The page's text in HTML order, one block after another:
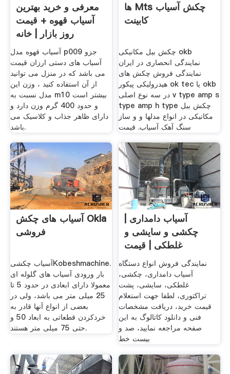
معرفی و خرید بهترین
آسیاب قهوه + قیمت
روز بازار | خانه
آسیاب قهوه مدل p009 جزو
آسیاب های دستی ارزان قیمت
می باشد که در منزل می توانید
از آن استفاده کنید ، وزن این
مدل نسبت به m10 بیشتر است
و حدود 400 گرم وزن دارد و
دارای ظاهر جذاب و کلاسیک می
باشد.
ها Mts چکش آسیاب
کابینت
چکش بیل مکانیکی okb
نمایندگی انحصاری در ایران
نمایندگی فروش چکش های
هیدرولیکی پیکور ok tec یا okb
در سه نوع اصلی v type amp s
type amp h type ‏ چکش بیل
مکانیکی در انواع مدلها و و ساز
سنگ آهک آسیاب. قیمت
آسیاب های چکش Okla
فروشی
آسیاب چکشیKobeshmachine.
بار ورودی آسیاب های گلوله ای
معمولا دارای ابعادی در حدود 5 تا
25 میلی متر می باشد، ولی در
بعضی از انواع آنها قادر به
خردکردن قطعاتی به ابعاد 50 و
حتی 75 میلی متر هستند.
آسیاب دامداری |
چکشی و سایشی و
غلطکی | قیمت
نمایندگی فروش انواع دستگاه
آسیاب دامداری، چکشی،
غلطکی، سایشی، پشت
تراکتوری، لطفا جهت استعلام
قیمت خرید، دریافت مشخصات
فنی و دانلود کاتالوگ به این
صفحه مراجعه نمایید، صد و
بیست خط